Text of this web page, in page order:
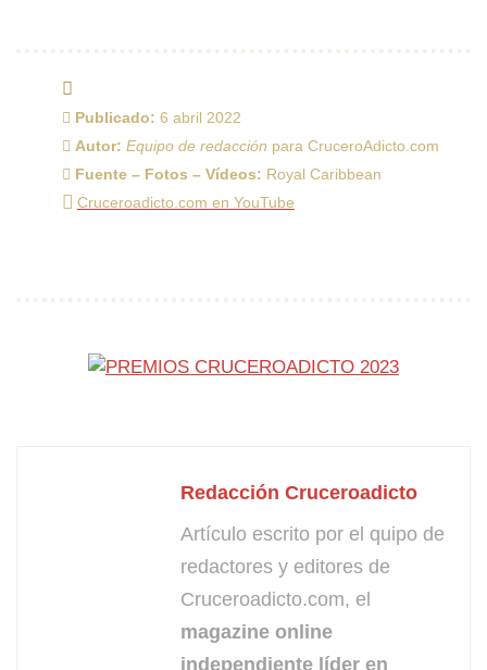
Publicado: 6 abril 2022
Autor: Equipo de redacción para CruceroAdicto.com
Fuente – Fotos – Vídeos: Royal Caribbean
Cruceroadicto.com en YouTube
Redacción Cruceroadicto
Artículo escrito por el quipo de
redactores y editores de
Cruceroadicto.com, el
magazine online
independiente líder en